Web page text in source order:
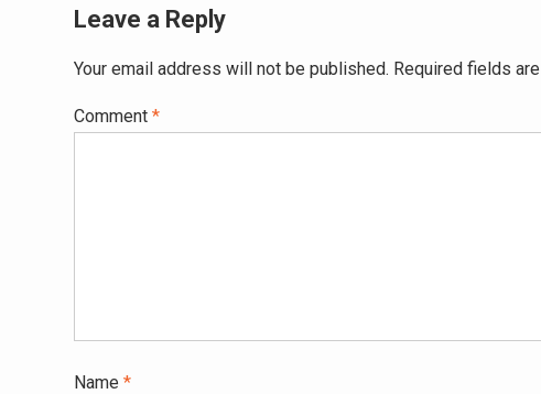
Leave a Reply
Your email address will not be published. Required fields
Comment *
Name *